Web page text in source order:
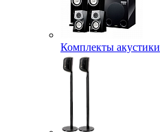
Комплекты акустики